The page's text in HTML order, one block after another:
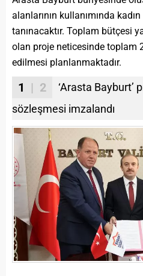
alanlarının kullanımında
tanınacaktır. Toplam bütçesi
olan proje neticesinde toplam
edilmesi planlanmaktadır.
1 | 2
‘Arasta Bayburt’
sözleşmesi imzalandı